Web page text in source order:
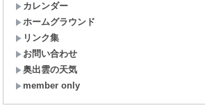
カレンダー
ホームグラウンド
リンク集
お問い合わせ
奥出雲の天気
member only